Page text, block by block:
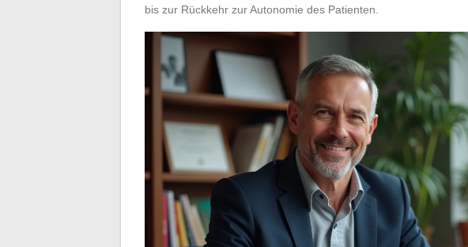
bis zur Rückkehr zur Autonomie des Patienten.